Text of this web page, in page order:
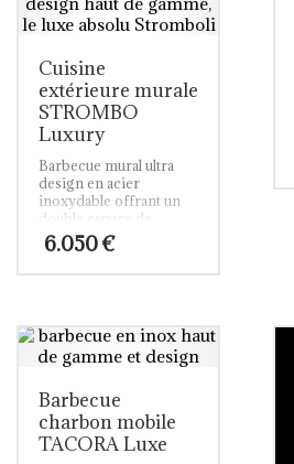
Cuisine
extérieure murale
STROMBO
Luxury
Barbecue mural ultra
design en acier
inoxydable offrant un
double espace de
cuisson et un plan de
travail permettant
barbecue.
6.050€
Barbecue
charbon mobile
TACORA Luxe